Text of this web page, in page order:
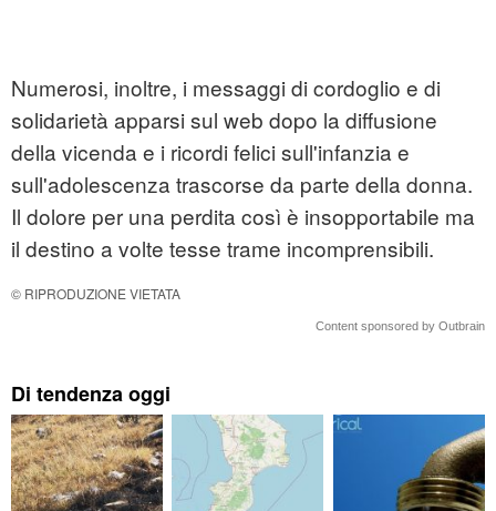
Numerosi, inoltre, i messaggi di cordoglio e di
solidarietà apparsi sul web dopo la diffusione
della vicenda e i ricordi felici sull'infanzia e
sull'adolescenza trascorse da parte della donna.
Il dolore per una perdita così è insopportabile ma
il destino a volte tesse trame incomprensibili.
© RIPRODUZIONE VIETATA
Content sponsored by Outbrain
Di tendenza oggi